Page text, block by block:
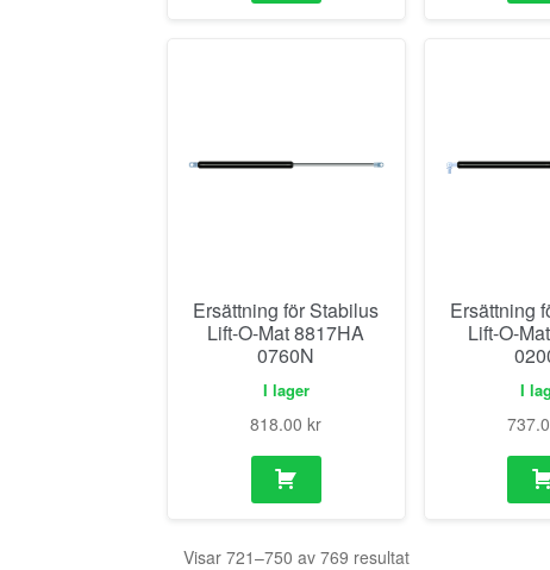
Ersättning för Stabilus
Lift-O-Mat 8817HA
0760N
I lager
818.00kr
Ersättning
Lift-O-
I
Visar 721–750 av 769 resultat